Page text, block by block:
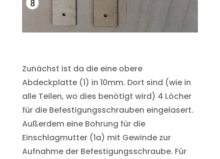
Zunächst ist da die eine obere
Abdeckplatte (1) in 10mm. Dort sind (wie in
alle Teilen, wo dies benötigt wird) 4 Löcher
für die Befestigungsschrauben eingelasert.
Außerdem eine Bohrung für die
Einschlagmutter (1a) mit Gewinde zur
Aufnahme der Befestigungsschraube. Für